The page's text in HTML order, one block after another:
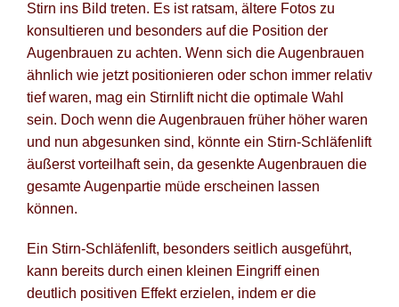
Stirn ins Bild treten. Es ist ratsam, ältere Fotos zu
konsultieren und besonders auf die Position der
Augenbrauen zu achten. Wenn sich die Augenbrauen
ähnlich wie jetzt positionieren oder schon immer relativ
tief waren, mag ein Stirnlift nicht die optimale Wahl
sein. Doch wenn die Augenbrauen früher höher waren
und nun abgesunken sind, könnte ein Stirn-Schläfenlift
äußerst vorteilhaft sein, da gesenkte Augenbrauen die
gesamte Augenpartie müde erscheinen lassen
können.
Ein Stirn-Schläfenlift, besonders seitlich ausgeführt,
kann bereits durch einen kleinen Eingriff einen
deutlich positiven Effekt erzielen, indem er die